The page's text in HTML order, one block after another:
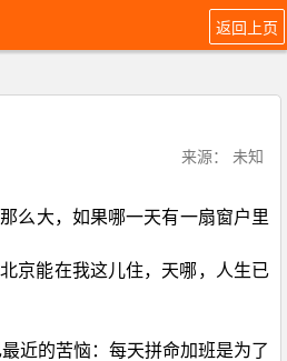
返回上页
来源： 未知
么大，如果哪一天有一扇窗户里
京能在我这儿住，天哪，人生已
近的苦恼：每天拼命加班是为了